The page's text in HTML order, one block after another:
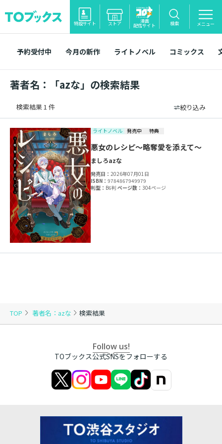
特設サイト ストア 漫画
配信サイト 検索 メニュー
予約受付中 今月の新作 ライトノベル コミックス
TOP 著者名：azな 検索結果
著者名：「azな」の検索結果
検索結果 1 件 絞り込み
ライトノベル 発売中 特典
悪女のレシピ～略奪愛を添えて～
ましろazな
発売日：2026年07月01日
ISBN：9784867949979
判型： B6判ページ数：304ページ
Follow us!
TOブックス公式SNSをフォローする